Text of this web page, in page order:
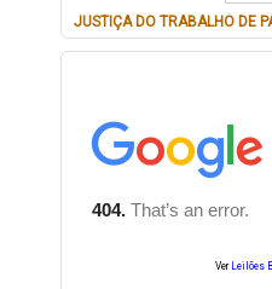
JUSTIÇA DO TRABALHO DE
Ver Leilões